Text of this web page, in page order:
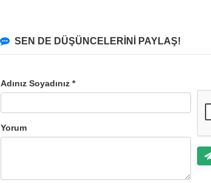
SEN DE DÜŞÜNCELERİNİ PAYLAŞ!
Adınız Soyadınız *
Yorum